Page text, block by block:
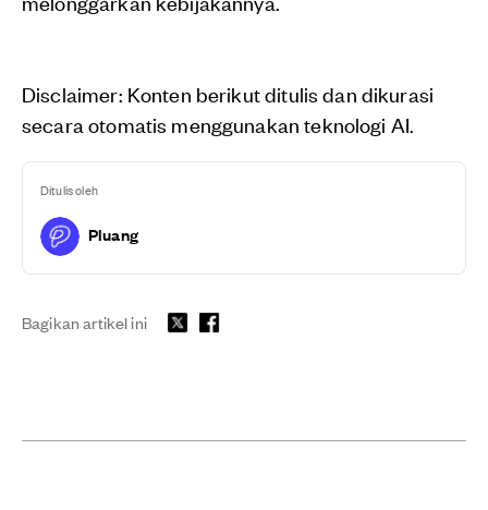
Disclaimer: Konten berikut ditulis dan dikurasi
secara otomatis menggunakan teknologi AI.
Ditulis oleh
Pluang
Bagikan artikel ini